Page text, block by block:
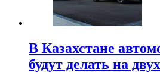
В Казахстане
будут делать на